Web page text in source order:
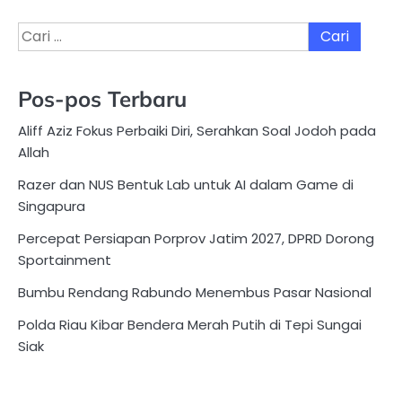
Cari
untuk:
Pos-pos Terbaru
Aliff Aziz Fokus Perbaiki Diri, Serahkan Soal Jodoh pada
Allah
Razer dan NUS Bentuk Lab untuk AI dalam Game di
Singapura
Percepat Persiapan Porprov Jatim 2027, DPRD Dorong
Sportainment
Bumbu Rendang Rabundo Menembus Pasar Nasional
Polda Riau Kibar Bendera Merah Putih di Tepi Sungai
Siak